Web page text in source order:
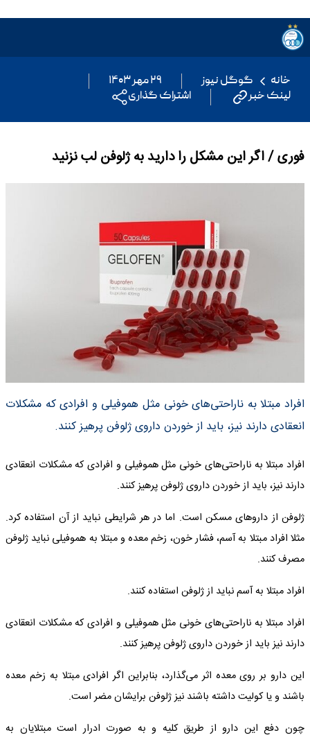
خانه گوگل نیوز
۲۹ مهر ۱۴۰۳
لینک خبر
اشتراک گذاری
فوری / اگر این مشکل را دارید به ژلوفن لب نزنید
افراد مبتلا به ناراحتی‌های خونی مثل هموفیلی و افرادی که مشکلات
انعقادی دارند نیز، باید از خوردن داروی ژلوفن پرهیز کنند.
افراد مبتلا به ناراحتی‌های خونی مثل هموفیلی و افرادی که مشکلات انعقادی
دارند نیز، باید از خوردن داروی ژلوفن پرهیز کنند.
ژلوفن از داروهای مسکن است. اما در هر شرایطی نباید از آن استفاده کرد.
مثلا افراد مبتلا به آسم، فشار خون، زخم معده و مبتلا به هموفیلی نباید ژلوفن
مصرف کنند.
افراد مبتلا به آسم نباید از ژلوفن استفاده کنند.
افراد مبتلا به ناراحتی‌های خونی مثل هموفیلی و افرادی که مشکلات انعقادی
دارند نیز باید از خوردن داروی ژلوفن پرهیز کنند.
این دارو بر روی معده اثر می‌گذارد، بنابراین اگر افرادی مبتلا به زخم معده
باشند و یا کولیت داشته باشند نیز ژلوفن برایشان مضر است.
چون دفع این دارو از طریق کلیه و به صورت ادرار است مبتلایان به